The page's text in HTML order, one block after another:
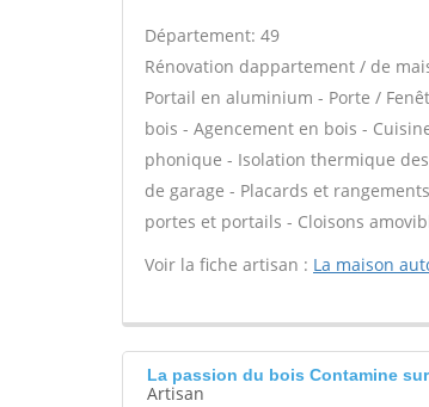
Département: 49
Rénovation dappartement / de
Portail en aluminium - Porte /
bois - Agencement en bois -
phonique - Isolation thermique
de garage - Placards et
portes et portails - Cloisons
Voir la fiche artisan : La maison
La passion du bois Contamine
Artisan